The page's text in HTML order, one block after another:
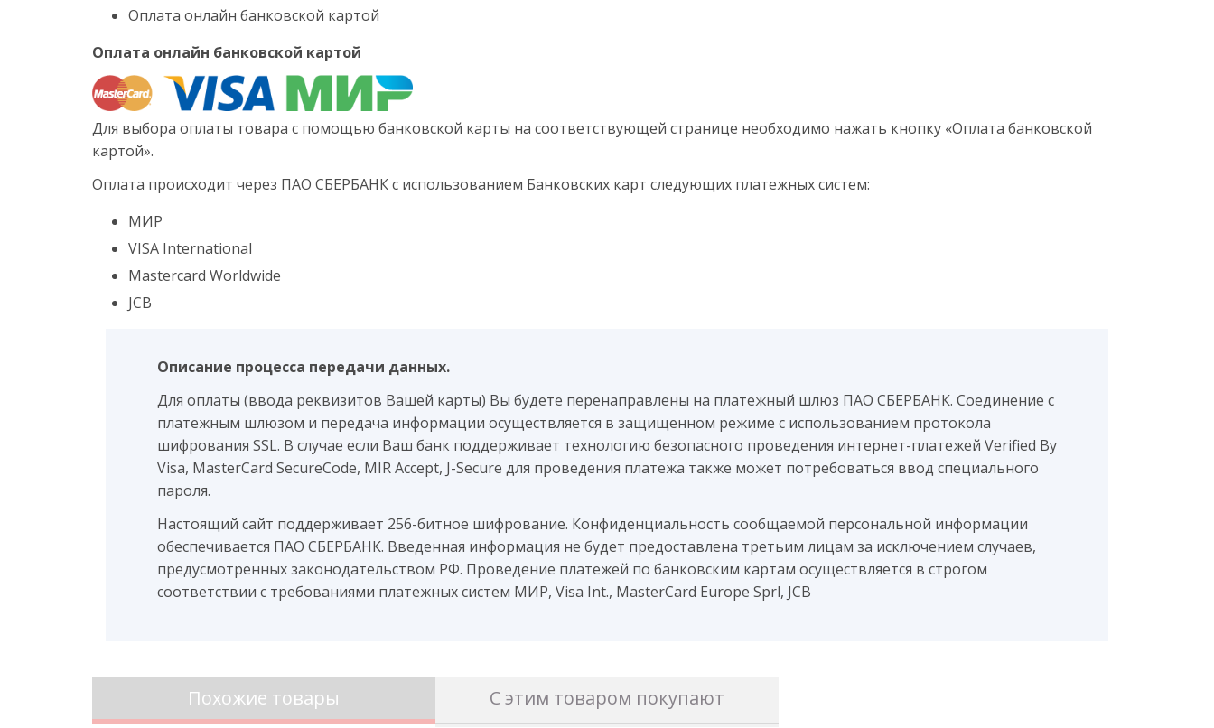
Оплата онлайн банковской картой
Оплата онлайн банковской картой
Для выбора оплаты товара с помощью банковской карты на соответствующей странице необходимо нажать кнопку «Оплата банковской
картой».
Оплата происходит через ПАО СБЕРБАНК с использованием Банковских карт следующих платежных систем:
МИР
VISA International
Mastercard Worldwide
JCB
Описание процесса передачи данных.
Для оплаты (ввода реквизитов Вашей карты) Вы будете перенаправлены на платежный шлюз ПАО СБЕРБАНК. Соединение с
платежным шлюзом и передача информации осуществляется в защищенном режиме с использованием протокола
шифрования SSL. В случае если Ваш банк поддерживает технологию безопасного проведения интернет-платежей Verified By
Visa, MasterCard SecureCode, MIR Accept, J-Secure для проведения платежа также может потребоваться ввод специального
пароля.
Настоящий сайт поддерживает 256-битное шифрование. Конфиденциальность сообщаемой персональной информации
обеспечивается ПАО СБЕРБАНК. Введенная информация не будет предоставлена третьим лицам за исключением случаев,
предусмотренных законодательством РФ. Проведение платежей по банковским картам осуществляется в строгом
соответствии с требованиями платежных систем МИР, Visa Int., MasterCard Europe Sprl, JCB
Похожие товары С этим товаром покупают